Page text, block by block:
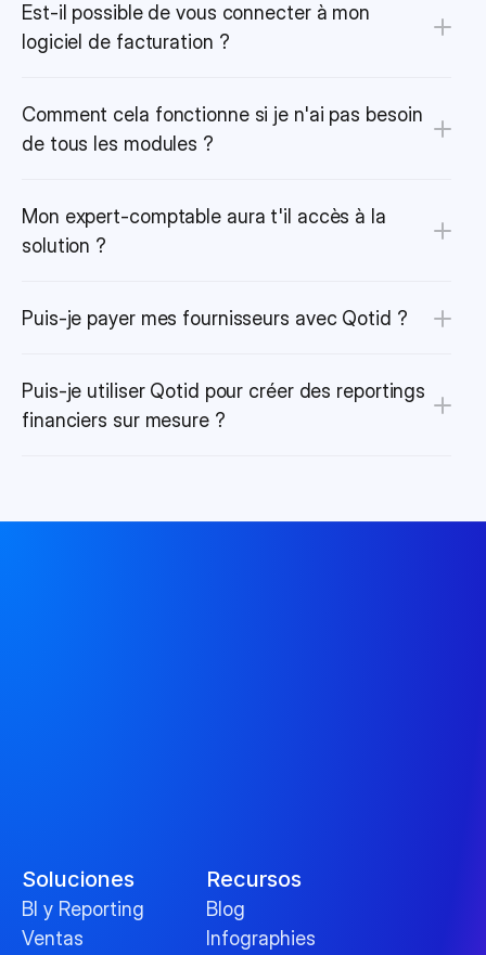
Est-il possible de vous connecter à mon
logiciel de facturation ?
Comment cela fonctionne si je n'ai pas besoin
de tous les modules ?
Mon expert-comptable aura t'il accès à la
solution ?
Puis-je payer mes fournisseurs avec Qotid ?
Puis-je utiliser Qotid pour créer des reportings
financiers sur mesure ?
Soluciones
BI y Reporting
Ventas
Recursos
Blog
Infographies